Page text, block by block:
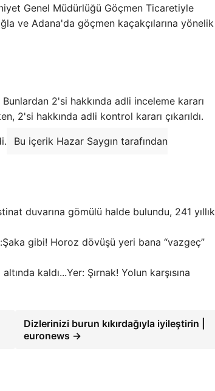
Genel Müdürlüğü Göçmen Ticaretiyle
ve Adana'da göçmen kaçakçılarına yönelik
2'si hakkında adli inceleme kararı
2'si hakkında adli kontrol kararı çıkarıldı.
Bu içerik Hazar Saygın tarafından
duvarına gömülü halde bulundu, 241 yıllık
Şaka gibi! Horoz dövüşü yeri bana “vazgeç”
Yer: Şırnak! Yolun karşısına
Dizlerinizi burun kıkırdağıyla iyileştirin |
euronews →